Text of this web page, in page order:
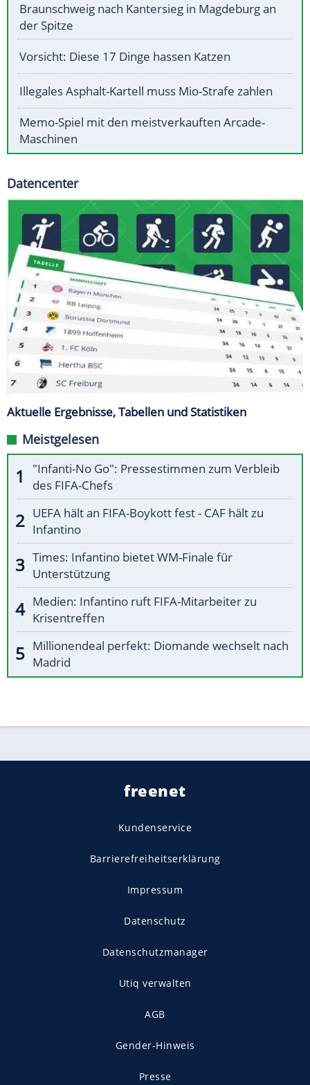
Braunschweig nach Kantersieg in Magdeburg an
der Spitze
Vorsicht: Diese 17 Dinge hassen Katzen
Illegales Asphalt-Kartell muss Mio-Strafe zahlen
Memo-Spiel mit den meistverkauften Arcade-
Maschinen
Datencenter
Aktuelle Ergebnisse, Tabellen und Statistiken
Meistgelesen
"Infanti-No Go": Pressestimmen zum Verbleib
des FIFA-Chefs
UEFA hält an FIFA-Boykott fest - CAF hält zu
Infantino
Times: Infantino bietet WM-Finale für
Unterstützung
Medien: Infantino ruft FIFA-Mitarbeiter zu
Krisentreffen
Millionendeal perfekt: Diomande wechselt nach
Madrid
freenet
Kundenservice
Barrierefreiheitserklärung
Impressum
Datenschutz
Datenschutzmanager
Utiq verwalten
AGB
Gender-Hinweis
Presse